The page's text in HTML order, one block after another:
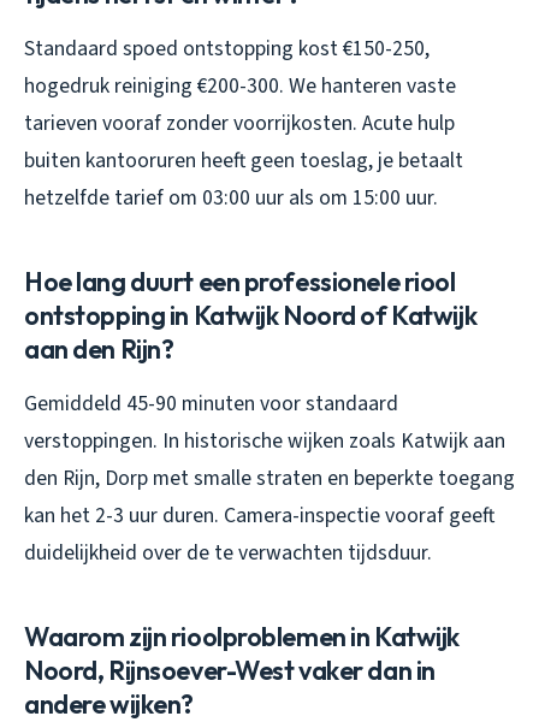
Standaard spoed ontstopping kost €150-250,
hogedruk reiniging €200-300. We hanteren vaste
tarieven vooraf zonder voorrijkosten. Acute hulp
buiten kantooruren heeft geen toeslag, je betaalt
hetzelfde tarief om 03:00 uur als om 15:00 uur.
Hoe lang duurt een professionele riool
ontstopping in Katwijk Noord of Katwijk
aan den Rijn?
Gemiddeld 45-90 minuten voor standaard
verstoppingen. In historische wijken zoals Katwijk aan
den Rijn, Dorp met smalle straten en beperkte toegang
kan het 2-3 uur duren. Camera-inspectie vooraf geeft
duidelijkheid over de te verwachten tijdsduur.
Waarom zijn rioolproblemen in Katwijk
Noord, Rijnsoever-West vaker dan in
andere wijken?